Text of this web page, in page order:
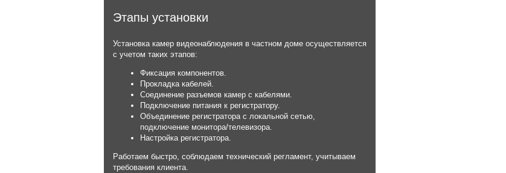
Этапы установки
Установка камер видеонаблюдения в частном доме осуществляется
с учетом таких этапов:
Фиксация компонентов.
Прокладка кабелей.
Соединение разъемов камер с кабелями.
Подключение питания к регистратору.
Объединение регистратора с локальной сетью,
подключение монитора/телевизора.
Настройка регистратора.
Работаем быстро, соблюдаем технический регламент, учитываем
требования клиента.